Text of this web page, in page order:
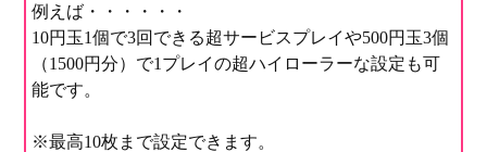
例えば・・・・・・
10円玉1個で3回できる超サービスプレイや500円玉3個
（1500円分）で1プレイの超ハイローラーな設定も可
能です。
※最高10枚まで設定できます。